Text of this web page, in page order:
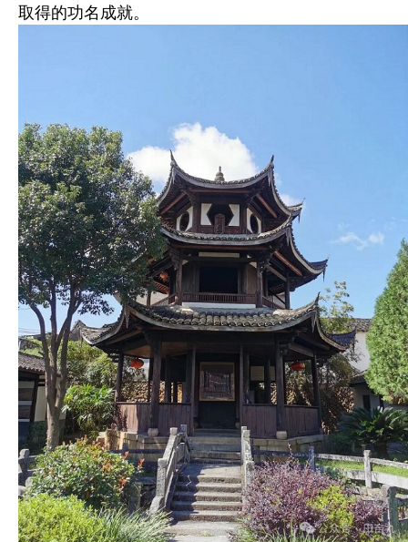
取得的功名成就。